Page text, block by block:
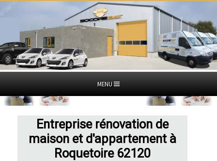
MENU
Entreprise rénovation de
maison et d'appartement à
Roquetoire 62120